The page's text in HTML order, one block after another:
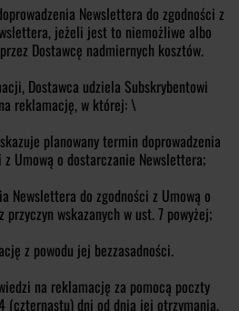
Newslettera do zgodności z
jeżeli jest to niemożliwe albo
Dostawcę nadmiernych kosztów.
Dostawca udziela Subskrybentowi
reklamację, w której: \
planowany termin doprowadzenia
Umową o dostarczanie Newslettera;
Newslettera do zgodności z Umową o
wskazanych w ust. 7 powyżej;
z powodu jej bezzasadności.
na reklamację za pomocą poczty
(czternastu) dni od dnia jej otrzymania.